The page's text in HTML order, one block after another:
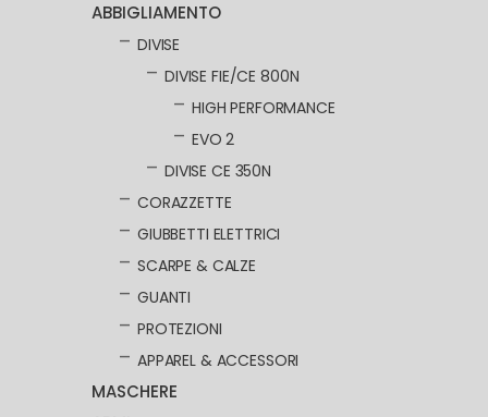
ABBIGLIAMENTO
DIVISE
DIVISE FIE/CE 800N
HIGH PERFORMANCE
EVO 2
DIVISE CE 350N
CORAZZETTE
GIUBBETTI ELETTRICI
SCARPE & CALZE
GUANTI
PROTEZIONI
APPAREL & ACCESSORI
MASCHERE